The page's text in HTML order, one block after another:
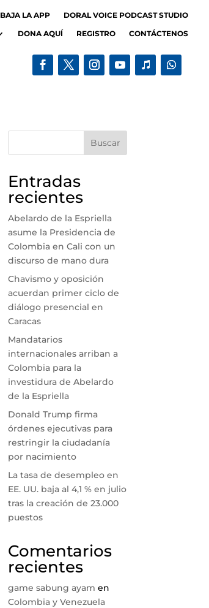
BAJA LA APP
DORAL VOICE PODCAST STUDIO
DONA AQUÍ REGISTRO CONTÁCTENOS
Buscar
Entradas
recientes
Abelardo de la Espriella
asume la Presidencia de
Colombia en Cali con un
discurso de mano dura
Chavismo y oposición
acuerdan primer ciclo de
diálogo presencial en
Caracas
Mandatarios
internacionales arriban a
Colombia para la
investidura de Abelardo
de la Espriella
Donald Trump firma
órdenes ejecutivas para
restringir la ciudadanía
por nacimiento
La tasa de desempleo en
EE. UU. baja al 4,1 % en julio
tras la creación de 23.000
puestos
Comentarios
recientes
game sabung ayam en
Colombia y Venezuela